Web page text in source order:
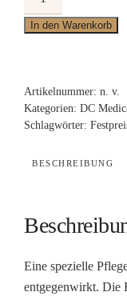
Coco
Anti-
In den Warenkorb
Artikelnummer: n. v.
Kategorien: DC
Schlagwörter:
BESCHREIBUNG
Eine spezielle
entgegenwirkt. Die